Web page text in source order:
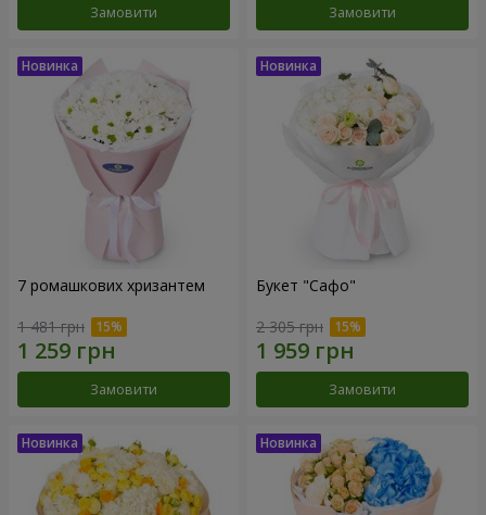
Замовити Замовити
7 ромашкових хризантем
1 481 грн
Замовити
Букет "Сафо"
2 305 грн
Замовити